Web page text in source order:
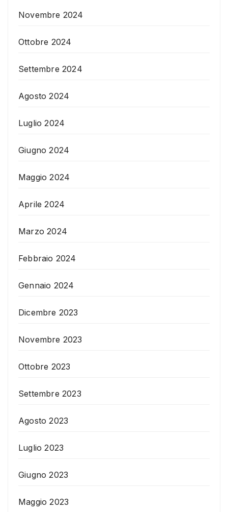
Novembre 2024
Ottobre 2024
Settembre 2024
Agosto 2024
Luglio 2024
Giugno 2024
Maggio 2024
Aprile 2024
Marzo 2024
Febbraio 2024
Gennaio 2024
Dicembre 2023
Novembre 2023
Ottobre 2023
Settembre 2023
Agosto 2023
Luglio 2023
Giugno 2023
Maggio 2023